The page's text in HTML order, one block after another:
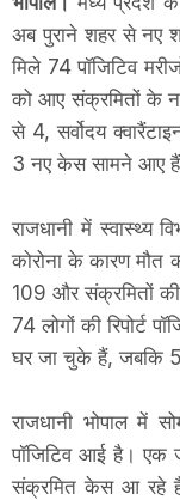
अब पुराने शहर से नए
मिले 74 पॉजिटिव
को आए संक्रमितों के
से 4, सर्वोदय
3 नए केस सामने आए
राजधानी में स्वास्थ्य
कोरोना के कारण मौत
109 और संक्रमितों
74 लोगों की रिपोर्ट
घर जा चुके हैं, जबकि
राजधानी भोपाल में
पॉजिटिव आई है। एक
संक्रमित केस आ रहे